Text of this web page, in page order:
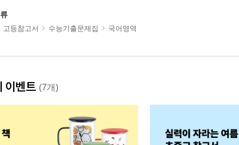
고등참고서 수능기출문제집 국어영역
이벤트 (7개)